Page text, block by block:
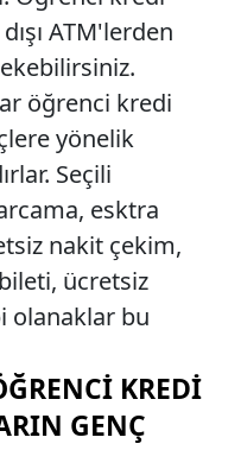
ATM'lerden
öğrenci kredi
yönelik
Seçili
esktra
nakit çekim,
ücretsiz
olanaklar bu
KREDI
GENÇ